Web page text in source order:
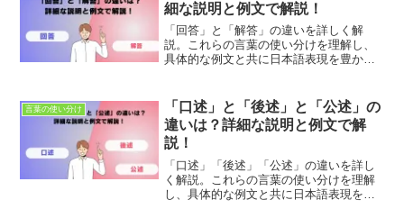
細な説明と例文で解説！
「回答」と「解答」の違いを詳しく解
説。これらの言葉の使い分けを理解し、
具体的な例文と共に日本語表現を豊かに
ンを目指します。
言葉の使い分け
「口述」と「後述」と「公述」の
違いは？詳細な説明と例文で解
説！
「口述」「後述」「公述」の違いを詳し
く解説。これらの言葉の使い分けを理解
し、具体的な例文と共に日本語表現を豊